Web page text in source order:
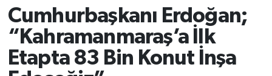
Cumhurbaşkanı Erdoğan;
“Kahramanmaraş’a İlk
Etapta 83 Bin Konut İnşa
Politika
Ekonomi
İstanbul Trafik Yoğunluk Haritası
Süper Lig Puan Durumu ve Fikstür